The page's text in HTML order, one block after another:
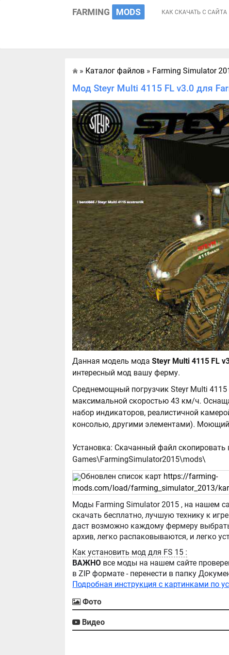
FARMING MODS КАК СКАЧАТЬ С САЙТА
Главная
» Каталог файлов » Farming Simulator
Мод Steyr Multi 4115 FL v3.0 для
Данная модель мода
интересный мод вашу ферму.
Среднемощный погрузчик Steyr Multi
максимальной скоростью 43 км/ч.
набор индикаторов, реалистичной
консолью, другими элементами).
Установка: Скачанный файл
Games\FarmingSimulator2015\mods\
Обновлен список карт https://farming-
mods.com/load/farming_simulator_2013/
Моды Farming Simulator 2015 , на нашем сайте бывают самые разнообразные, можно
скачать бесплатно, лучшую технику к игре Farming Simulator
даст возможно каждому фермеру
Как установить мод для FS 15 :
ВАЖНО все моды на нашем сайте
в ZIP формате - перенести в папку
Подробная инструкция с картинками по
Фото
Видео